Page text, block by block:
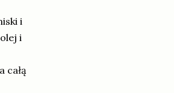
i
i
całą